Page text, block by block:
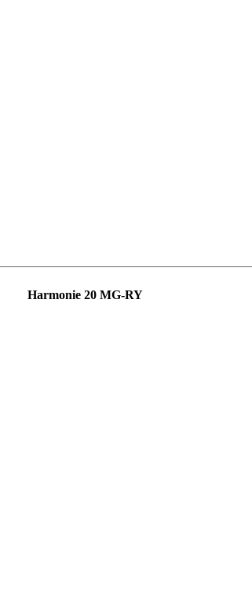
Harmonie 20 MG-RY